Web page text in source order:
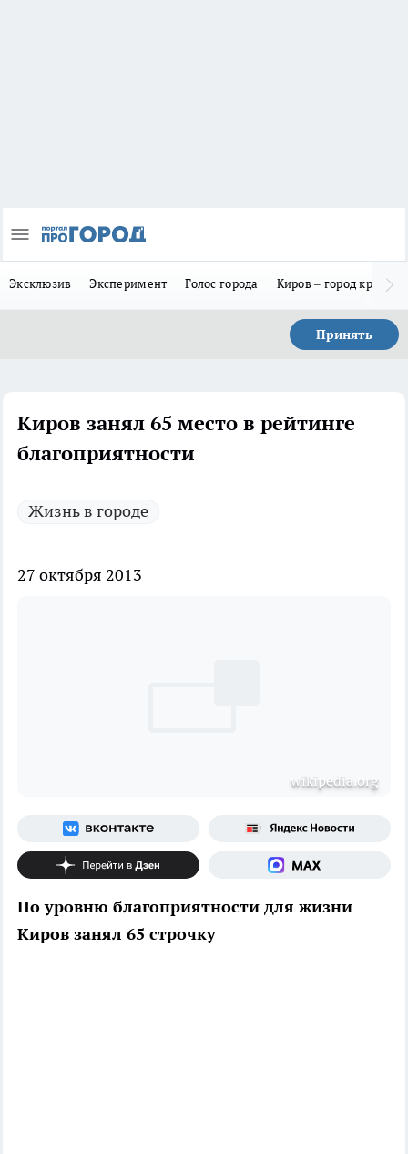
Эксклюзив Эксперимент Голос города Киров – город
Принять
Киров занял 65 место в рейтинге
благоприятности
Жизнь в городе
27 октября 2013
wikipedia.org
По уровню благоприятности для жизни
Киров занял 65 строчку